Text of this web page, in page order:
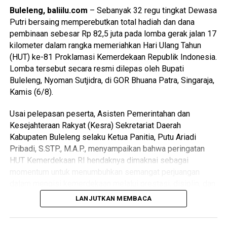
Advertisements
Advertisements
Advertisements
Advertisements
Khusus kategori Gerak Jalan Indah dan Kreasi, seluruh
atraksi hanya diperbolehkan dilakukan di pos yang telah
ditentukan panitia.
Plt. Sekretaris Dinas Pemuda dan Olahraga Kabupaten
Gianyar, Gusti Ngurah Sukadana mengatakan lomba gerak
jalan merupakan agenda rutin yang diselenggarakan
Pemerintah Kabupaten Gianyar setiap tahun dalam rangka
Indonesia.
Menurutnya, kegiatan ini tidak hanya menjadi ajang
perlombaan, tetapi juga sebagai sarana membangun
karakter generasi muda melalui penanaman nilai-nilai
“Lomba gerak jalan ini menjadi momentum untuk
menumbuhkan jiwa nasionalisme dan cinta tanah air di
Buleleng, baliilu.com – Sebanyak 32 regu tingkat Dewasa
Putri bersaing memperebutkan total hadiah dan dana
pembinaan sebesar Rp 82,5 juta pada lomba gerak jalan 17
kilometer dalam rangka memeriahkan Hari Ulang Tahun
(HUT) ke-81 Proklamasi Kemerdekaan Republik Indonesia.
Lomba tersebut secara resmi dilepas oleh Bupati
Buleleng, Nyoman Sutjidra, di GOR Bhuana Patra, Singaraja,
Kamis (6/8).
Usai pelepasan peserta, Asisten Pemerintahan dan
Kesejahteraan Rakyat (Kesra) Sekretariat Daerah
Kabupaten Buleleng selaku Ketua Panitia, Putu Ariadi
Pribadi, S.STP., M.A.P., menyampaikan bahwa peringatan
HUT Kemerdekaan RI hendaknya dimaknai sebagai
Pihaknya mengingatkan generasi muda agar terus
LANJUTKAN MEMBACA